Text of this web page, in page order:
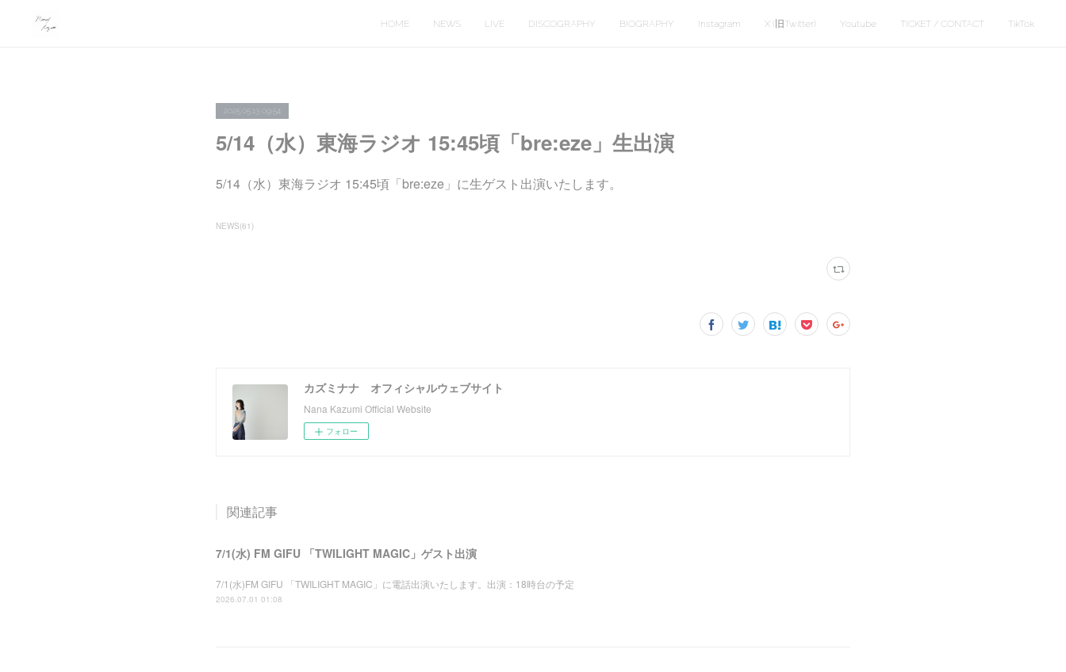
HOME NEWS LIVE DISCOGRAPHY BIOGRAPHY Instagram X (旧Twitter) Youtube TICKET / CONTACT TikTok
2025.05.13 09:54
5/14（水）東海ラジオ 15:45頃「bre:eze」生出演
5/14（水）東海ラジオ 15:45頃「bre:eze」に生ゲスト出演いたします。
NEWS(61)
カズミナナ オフィシャルウェブサイト
Nana Kazumi Official Website
フォロー
関連記事
7/1(水) FM GIFU 「TWILIGHT MAGIC」ゲスト出演
7/1(水)FM GIFU 「TWILIGHT MAGIC」に電話出演いたします。出演：18時台の予定
2026.07.01 01:08